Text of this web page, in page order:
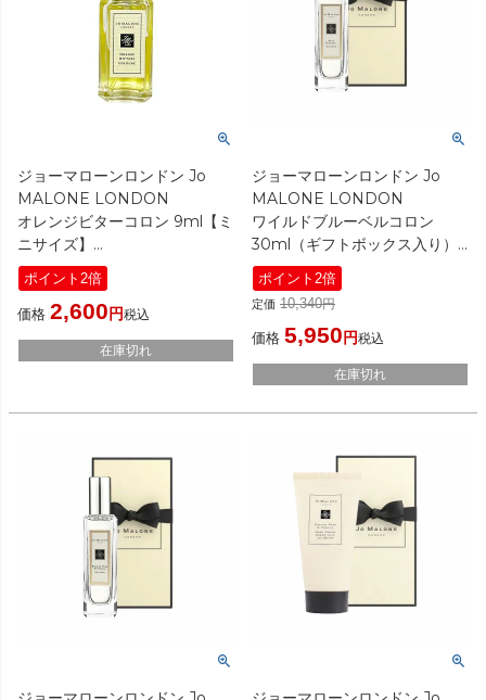
ジョーマローンロンドン Jo
MALONE LONDON
オレンジビターコロン 9ml【ミ
ニサイズ】
[ 香水 ]
ポイント2倍
価格 2,600 税込
在庫切れ
ジョーマローンロンドン Jo
MALONE LONDON
ワイルドブルーベルコロン
30ml（ギフトボックス入り）
[ 香水(レディース) ]
ポイント2倍
定価 10,340
価格 5,950 税込
在庫切れ